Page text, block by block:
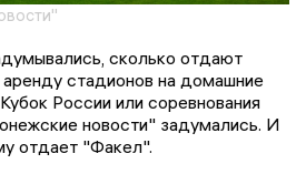
сколько отдают
стадионов на домашние
России или соревнования
новости" задумались. И
отдает "Факел".